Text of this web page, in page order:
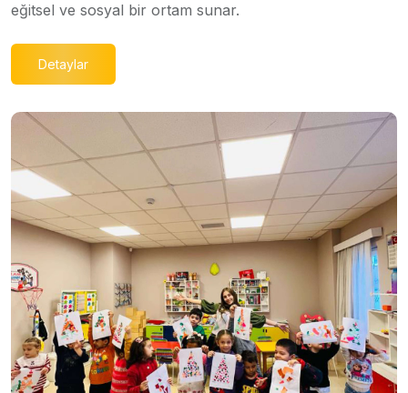
eğitsel ve sosyal bir ortam sunar.
Detaylar